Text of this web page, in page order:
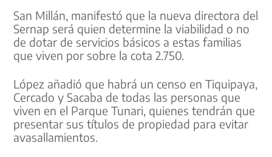
San Millán, manifestó que la nueva directora del
Sernap será quien determine la viabilidad o no
de dotar de servicios básicos a estas familias
que viven por sobre la cota 2.750.
López añadió que habrá un censo en Tiquipaya,
Cercado y Sacaba de todas las personas que
viven en el Parque Tunari, quienes tendrán que
presentar sus títulos de propiedad para evitar
avasallamientos.